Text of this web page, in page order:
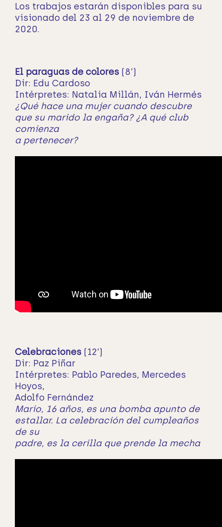
Los trabajos estarán disponibles para su
visionado del 23 al 29 de noviembre de
2020.
El paraguas de colores (8’)
Dir: Edu Cardoso
Intérpretes: Natalia Millán, Iván Hermés
¿Qué hace una mujer cuando descubre
que su marido la engaña? ¿A qué club
comienza
a pertenecer?
Celebraciones (12’)
Dir: Paz Piñar
Intérpretes: Pablo Paredes, Mercedes
Hoyos,
Adolfo Fernández
Mario, 16 años, es una bomba apunto de
estallar. La celebración del cumpleaños
de su
padre, es la cerilla que prende la mecha